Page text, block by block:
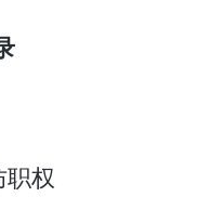
权